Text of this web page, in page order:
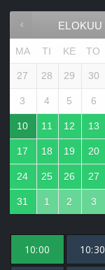
ELOKUU
MA TI KE TO
27 28 29 30
3 4 5 6
10 11 12 13
17 18 19 20
24 25 26 27
31 1 2 3
10:00 10:30